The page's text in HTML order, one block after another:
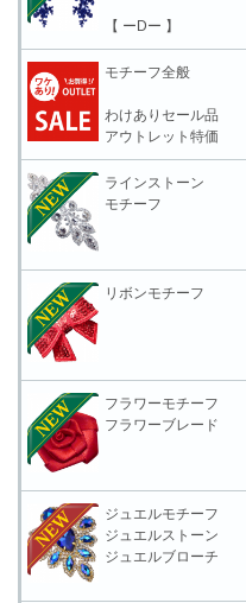
【 ーDー 】
モチーフ全般
わけありセール品
アウトレット特価
ラインストーン
モチーフ
リボンモチーフ
フラワーモチーフ
フラワーブレード
ジュエルモチーフ
ジュエルストーン
ジュエルブローチ